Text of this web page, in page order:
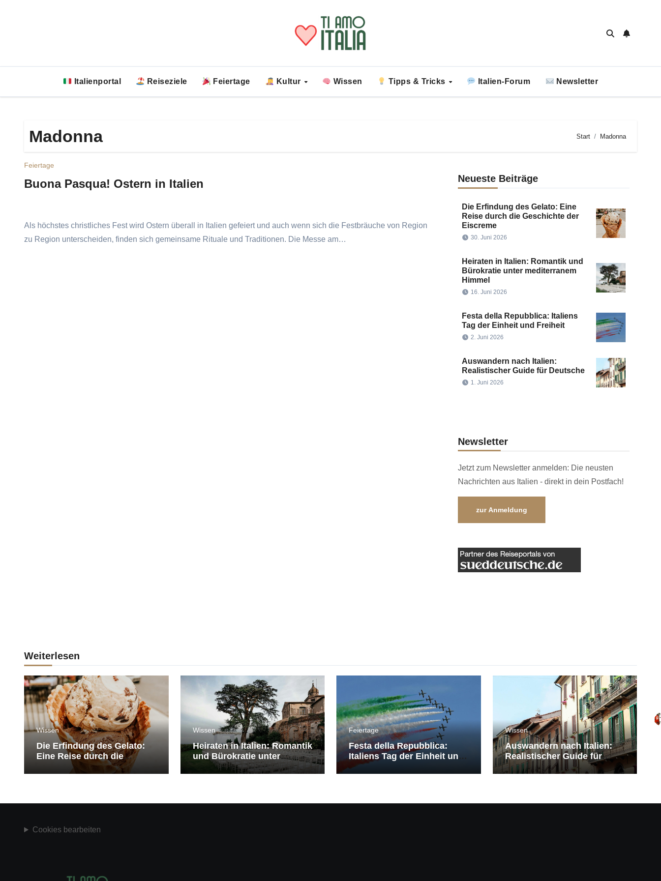
Italienportal Reiseziele Feiertage Kultur Wissen Tipps & Tricks Italien-Forum Newsletter
Madonna Start Madonna
Feiertage
Buona Pasqua! Ostern in Italien
Als höchstes christliches Fest wird Ostern überall in Italien gefeiert und auch wenn sich die Festbräuche von Region
zu Region unterscheiden, finden sich gemeinsame Rituale und Traditionen. Die Messe am…
Neueste Beiträge
Die Erfindung des Gelato: Eine
Reise durch die Geschichte der
Eiscreme
30. Juni 2026
Heiraten in Italien: Romantik und
Bürokratie unter mediterranem
Himmel
16. Juni 2026
Festa della Repubblica: Italiens
Tag der Einheit und Freiheit
2. Juni 2026
Auswandern nach Italien:
Realistischer Guide für Deutsche
1. Juni 2026
Newsletter
Jetzt zum Newsletter anmelden: Die neusten
Nachrichten aus Italien - direkt in dein Postfach!
zur Anmeldung
Weiterlesen
Wissen
Die Erfindung des Gelato:
Eine Reise durch die
Geschichte der Eiscreme
Wissen
Heiraten in Italien: Romantik
und Bürokratie unter
mediterranem Himmel
Feiertage
Festa della Repubblica:
Italiens Tag der Einheit und
Freiheit
Wissen
Auswandern nach Italien:
Realistischer Guide für
Deutsche
Cookies bearbeiten